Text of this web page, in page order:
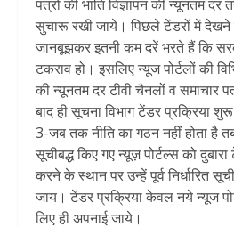
पत्रों की भांति विज्ञापन की न्यूनतम
सुचारू रखी जाये। पिछले टेंडरों में
जानबूझकर इतनी कम दरें भरते हैं कि
टकराव हो। इसलिए न्यूज पोर्टलों की
की न्यूनतम दर टीवी चैनलों व समाचार
बाद ही सूचना विभाग टेंडर प्रक्रिया
3-जब तक नीति का गठन नहीं होता है
सूचीबद्ध किए गए न्यूज़ पोर्टल्स को
करने के स्थान पर उन्हें पूर्व निर्धारित
जाय। टेंडर प्रक्रिया केवल नये न्यूज
लिए ही अपनाई जाये।